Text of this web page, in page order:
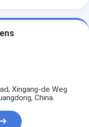
Xingang-de Weg
China.